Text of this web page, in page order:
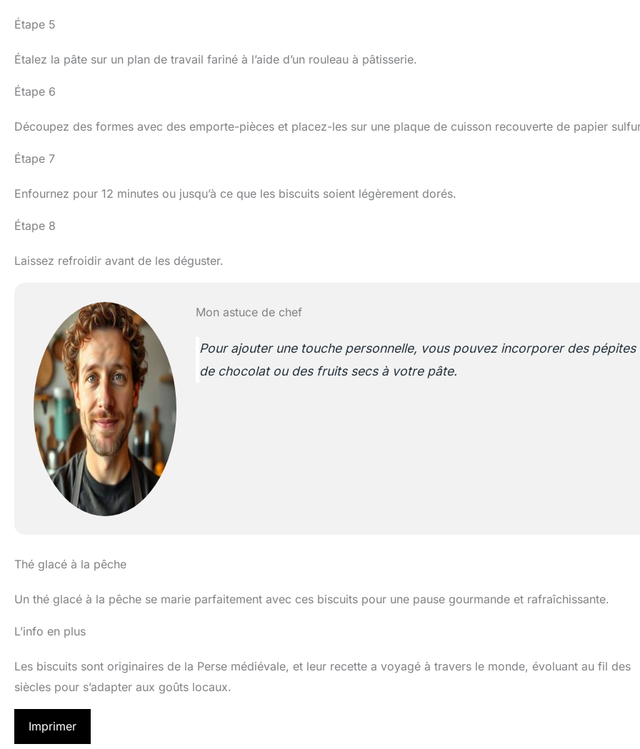
Étape 5
Étalez la pâte sur un plan de travail fariné à l’aide d’un rouleau à pâtisserie.
Étape 6
Découpez des formes avec des emporte-pièces et placez-les sur une plaque de cuisson recouverte de papier
Étape 7
Enfournez pour 12 minutes ou jusqu’à ce que les biscuits soient légèrement dorés.
Étape 8
Laissez refroidir avant de les déguster.
Mon astuce de chef
Pour ajouter une touche personnelle, vous pouvez incorporer des pépites
de chocolat ou des fruits secs à votre pâte.
Thé glacé à la pêche
Un thé glacé à la pêche se marie parfaitement avec ces biscuits pour une pause gourmande et rafraîchissante.
L’info en plus
Les biscuits sont originaires de la Perse médiévale, et leur recette a voyagé à travers le monde, évoluant au fil des
siècles pour s’adapter aux goûts locaux.
Imprimer